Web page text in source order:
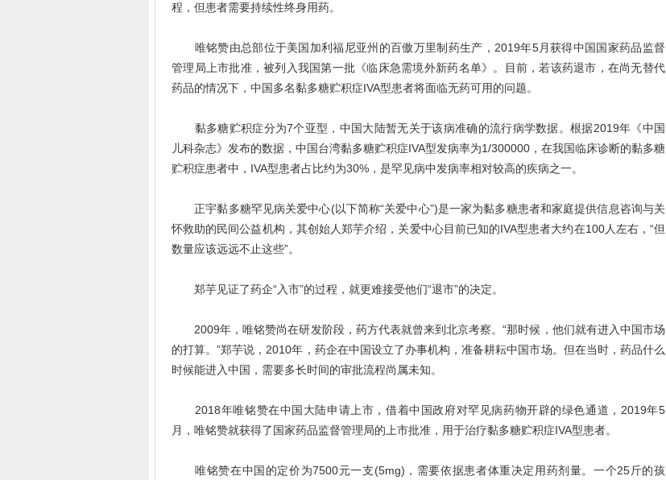
程，但患者需要持续性终身用药。
唯铭赞由总部位于美国加利福尼亚州的百傲万里制药生产，2019年5月获得中国国家药品监督
管理局上市批准，被列入我国第一批《临床急需境外新药名单》。目前，若该药退市，在尚无替代
药品的情况下，中国多名黏多糖贮积症IVA型患者将面临无药可用的问题。
黏多糖贮积症分为7个亚型，中国大陆暂无关于该病准确的流行病学数据。根据2019年《中国
儿科杂志》发布的数据，中国台湾黏多糖贮积症IVA型发病率为1/300000，在我国临床诊断的黏多糖
贮积症患者中，IVA型患者占比约为30%，是罕见病中发病率相对较高的疾病之一。
正宇黏多糖罕见病关爱中心(以下简称“关爱中心”)是一家为黏多糖患者和家庭提供信息咨询与关
怀救助的民间公益机构，其创始人郑芋介绍，关爱中心目前已知的IVA型患者大约在100人左右，“但
数量应该远远不止这些”。
郑芋见证了药企“入市”的过程，就更难接受他们“退市”的决定。
2009年，唯铭赞尚在研发阶段，药方代表就曾来到北京考察。“那时候，他们就有进入中国市场
的打算。”郑芋说，2010年，药企在中国设立了办事机构，准备耕耘中国市场。但在当时，药品什么
时候能进入中国，需要多长时间的审批流程尚属未知。
2018年唯铭赞在中国大陆申请上市，借着中国政府对罕见病药物开辟的绿色通道，2019年5
月，唯铭赞就获得了国家药品监督管理局的上市批准，用于治疗黏多糖贮积症IVA型患者。
唯铭赞在中国的定价为7500元一支(5mg)，需要依据患者体重决定用药剂量。一个25斤的孩